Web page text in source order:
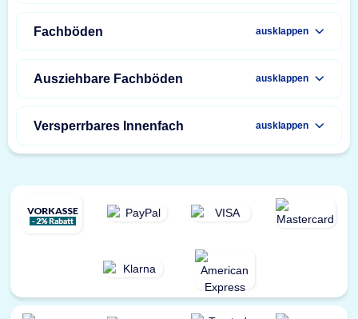
Fachböden ausklappen
Ausziehbare Fachböden ausklappen
Versperrbares Innenfach ausklappen